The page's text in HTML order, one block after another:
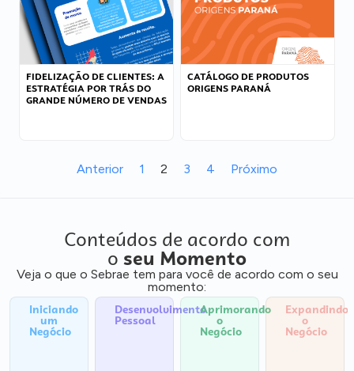
FIDELIZAÇÃO DE CLIENTES: A
ESTRATÉGIA POR TRÁS DO
GRANDE NÚMERO DE VENDAS
CATÁLOGO DE PRODUTOS
ORIGENS PARANÁ
Anterior 1 2 3 4 Próximo
Conteúdos de acordo com
o seu Momento
Veja o que o Sebrae tem para você de acordo com o seu
momento:
Iniciando
um
Negócio
Desenvolvimento
Pessoal
Aprimorando
o
Negócio
Expandindo
o
Negócio